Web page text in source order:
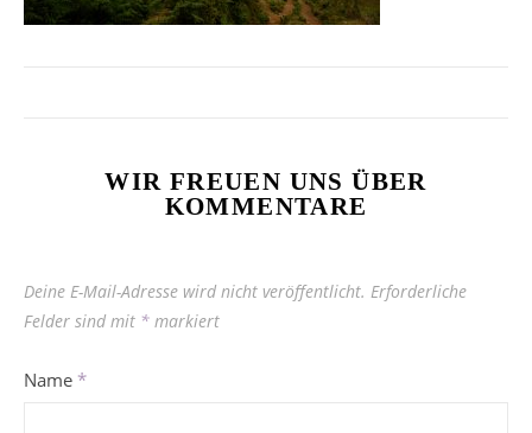
WIR FREUEN UNS ÜBER
KOMMENTARE
Deine E-Mail-Adresse wird nicht veröffentlicht. Erforderliche
Felder sind mit * markiert
Name *